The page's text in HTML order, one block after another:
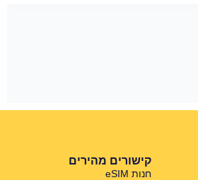
קישורים מהירים
חנות eSIM